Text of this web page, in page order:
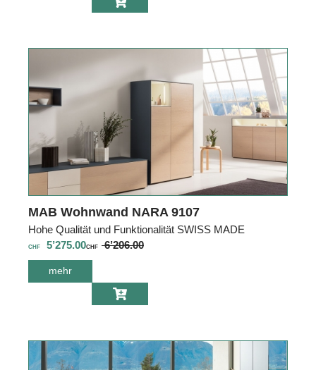
MAB Wohnwand NARA 9107
Hohe Qualität und Funktionalität SWISS MADE
CHF 5’275.00CHF 6’206.00
mehr
Wohnwand
NARA 9107